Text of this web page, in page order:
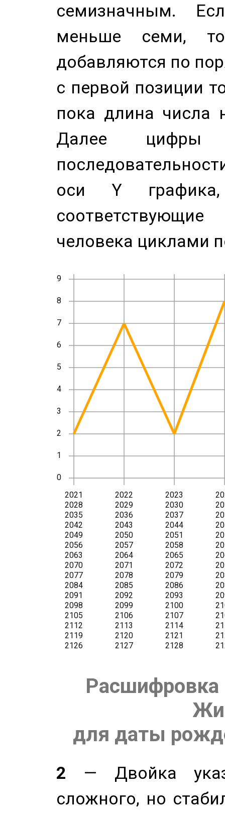
семизначным.
меньше семи,
добавляются по
с первой позиции
пока длина числа
Далее цифры
оси Y
человека циклами
Расшифровка
для даты
2 — Двойка
сложного, но